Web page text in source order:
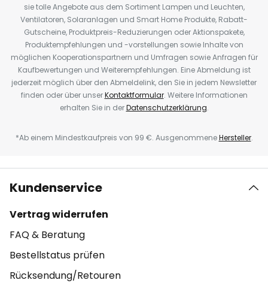
sie tolle Angebote aus dem Sortiment Lampen und Leuchten,
Ventilatoren, Solaranlagen und Smart Home Produkte, Rabatt-
Gutscheine, Produktpreis-Reduzierungen oder Aktionspakete,
Produktempfehlungen und -vorstellungen sowie Inhalte von
möglichen Kooperationspartnern und Umfragen sowie Anfragen für
Kaufbewertungen und Weiterempfehlungen. Eine Abmeldung ist
jederzeit möglich über den Abmeldelink, den Sie in jedem Newsletter
finden oder über unserKontaktformular. Weitere Informationen
erhalten Sie in derDatenschutzerklärung.
*Ab einem Mindestkaufpreis von 99 €. AusgenommeneHersteller.
Kundenservice
Vertrag widerrufen
FAQ & Beratung
Bestellstatus prüfen
Rücksendung/Retouren